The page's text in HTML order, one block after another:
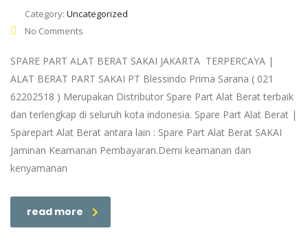
Category: Uncategorized
No Comments
SPARE PART ALAT BERAT SAKAI JAKARTA TERPERCAYA |
ALAT BERAT PART SAKAI PT Blessindo Prima Sarana ( 021
62202518 ) Merupakan Distributor Spare Part Alat Berat terbaik
dan terlengkap di seluruh kota indonesia. Spare Part Alat Berat |
Sparepart Alat Berat antara lain : Spare Part Alat Berat SAKAI
Jaminan Keamanan Pembayaran.Demi keamanan dan
kenyamanan
read more